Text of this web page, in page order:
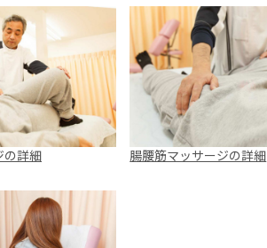
の詳細 腸腰筋マッサージの詳細